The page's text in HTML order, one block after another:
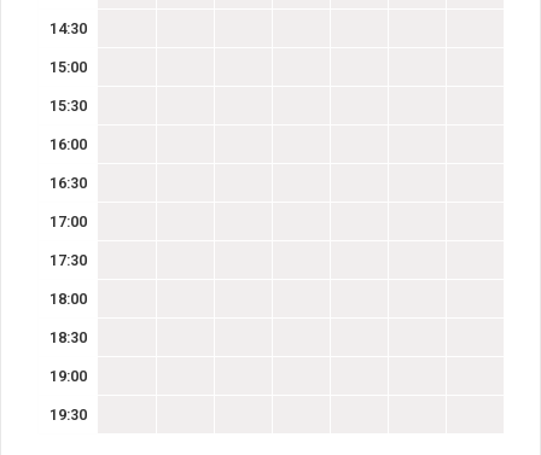
14:30
15:00
15:30
16:00
16:30
17:00
17:30
18:00
18:30
19:00
19:30